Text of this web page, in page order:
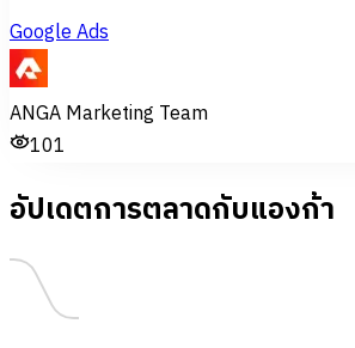
Google Ads
ANGA Marketing Team
101
อัปเดตการตลาดกับแองก้า